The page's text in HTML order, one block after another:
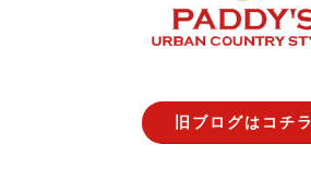
旧ブログはコチラ